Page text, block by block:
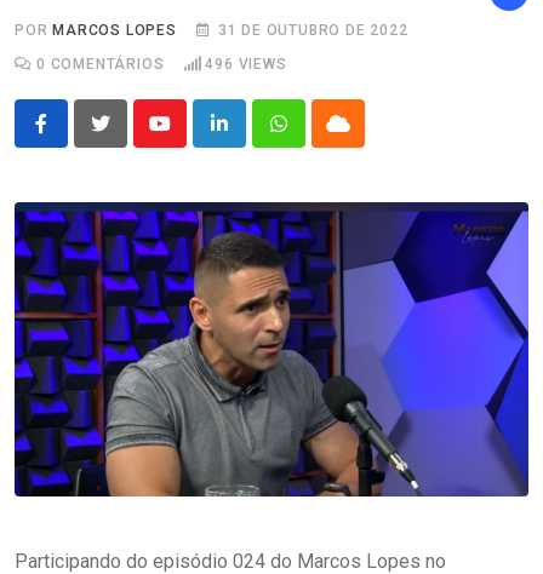
PORMARCOS LOPES
31 DE OUTUBRO DE 2022
0 COMENTÁRIOS 496 VIEWS
YoutubeLinkedInWhatsappCloud
Participando do episódio 024 do Marcos Lopes no